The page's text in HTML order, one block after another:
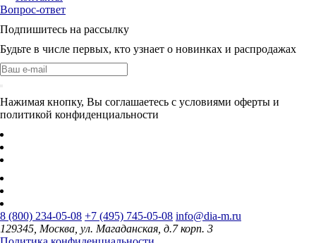
Вопрос-ответ
Подпишитесь на рассылку
Будьте в числе первых, кто узнает о новинках и распродажах
Нажимая кнопку, Вы соглашаетесь с условиями оферты и
политикой конфиденциальности
8 (800) 234-05-08 +7 (495) 745-05-08 info@dia-m.ru
129345, Москва, ул. Магаданская, д.7 корп. 3